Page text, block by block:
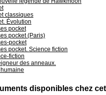
classiques
Évolution
pocket
pocket (Paris)
pocket
pocket. Science fiction
fiction
des anneaux.
disponibles chez